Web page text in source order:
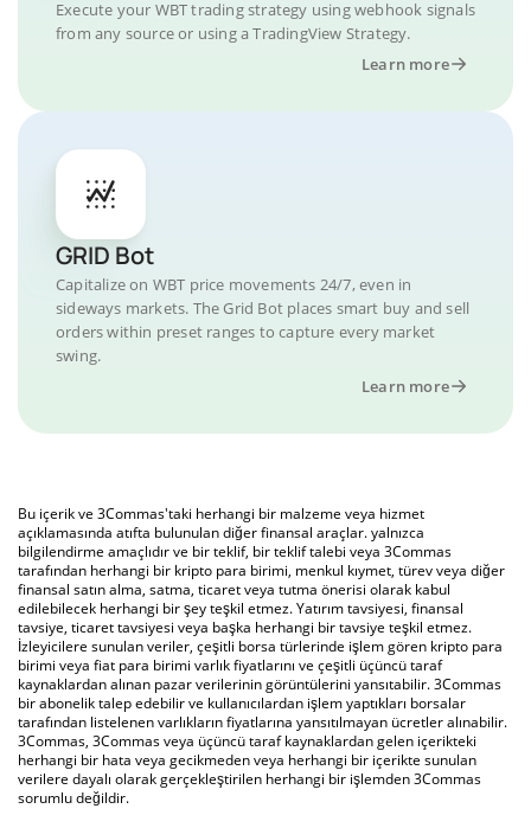
Execute your WBT trading strategy using webhook signals
from any source or using a TradingView Strategy.
Learn more
GRID Bot
Capitalize on WBT price movements 24/7, even in
sideways markets. The Grid Bot places smart buy and sell
orders within preset ranges to capture every market
swing.
Learn more
Bu içerik ve 3Commas'taki herhangi bir malzeme veya hizmet
açıklamasında atıfta bulunulan diğer finansal araçlar. yalnızca
bilgilendirme amaçlıdır ve bir teklif, bir teklif talebi veya 3Commas
tarafından herhangi bir kripto para birimi, menkul kıymet, türev veya diğer
finansal satın alma, satma, ticaret veya tutma önerisi olarak kabul
edilebilecek herhangi bir şey teşkil etmez. Yatırım tavsiyesi, finansal
tavsiye, ticaret tavsiyesi veya başka herhangi bir tavsiye teşkil etmez.
İzleyicilere sunulan veriler, çeşitli borsa türlerinde işlem gören kripto para
birimi veya fiat para birimi varlık fiyatlarını ve çeşitli üçüncü taraf
kaynaklardan alınan pazar verilerinin görüntülerini yansıtabilir. 3Commas
bir abonelik talep edebilir ve kullanıcılardan işlem yaptıkları borsalar
tarafından listelenen varlıkların fiyatlarına yansıtılmayan ücretler alınabilir.
3Commas, 3Commas veya üçüncü taraf kaynaklardan gelen içerikteki
herhangi bir hata veya gecikmeden veya herhangi bir içerikte sunulan
verilere dayalı olarak gerçekleştirilen herhangi bir işlemden 3Commas
sorumlu değildir.